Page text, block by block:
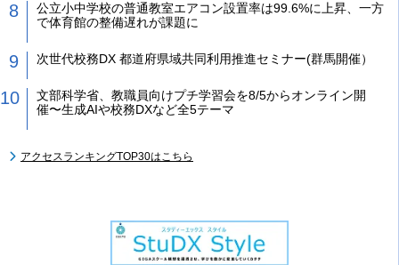
公立小中学校の普通教室エアコン設置率は99.6%に上昇、一方
で体育館の整備遅れが課題に
次世代校務DX 都道府県域共同利用推進セミナー(群馬開催）
文部科学省、教職員向けプチ学習会を8/5からオンライン開
催〜生成AIや校務DXなど全5テーマ
アクセスランキングTOP30はこちら